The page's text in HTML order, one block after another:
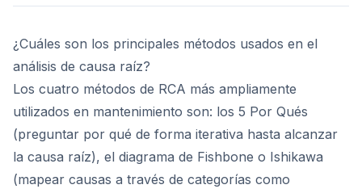
¿Cuáles son los principales métodos usados en el
análisis de causa raíz?
Los cuatro métodos de RCA más ampliamente
utilizados en mantenimiento son: los 5 Por Qués
(preguntar por qué de forma iterativa hasta alcanzar
la causa raíz), el diagrama de Fishbone o Ishikawa
(mapear causas a través de categorías como